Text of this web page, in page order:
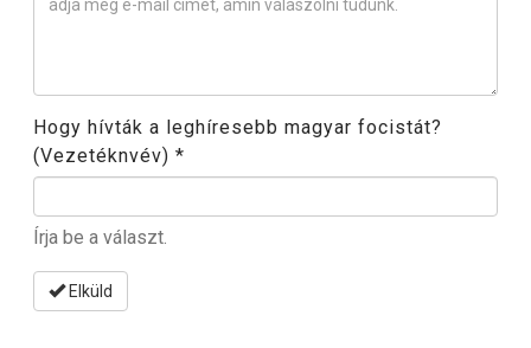
Hogy hívták a leghíresebb magyar focistát?
(Vezetéknvév) *
Írja be a választ.
Elküld